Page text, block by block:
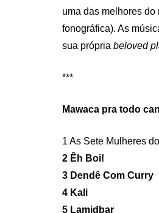
uma das melhores
fonográfica). As
sua própria beloved
***
Mawaca pra todo
1 As Sete Mulheres
2 Êh Boi!
3 Dendê Com Curry
4 Kali
5 Lamidbar